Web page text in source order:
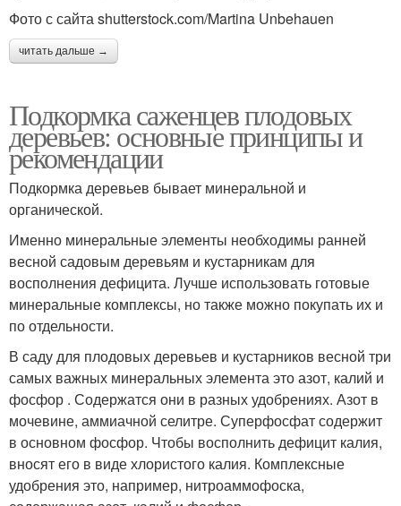
Фото с сайта shutterstock.com/Martina Unbehauen
читать дальше →
Подкормка саженцев плодовых
деревьев: основные принципы и
рекомендации
Подкормка деревьев бывает минеральной и
органической.
Именно минеральные элементы необходимы ранней
весной садовым деревьям и кустарникам для
восполнения дефицита. Лучше использовать готовые
минеральные комплексы, но также можно покупать их и
по отдельности.
В саду для плодовых деревьев и кустарников весной три
самых важных минеральных элемента это азот, калий и
фосфор . Содержатся они в разных удобрениях. Азот в
мочевине, аммиачной селитре. Суперфосфат содержит
в основном фосфор. Чтобы восполнить дефицит калия,
вносят его в виде хлористого калия. Комплексные
удобрения это, например, нитроаммофоска,